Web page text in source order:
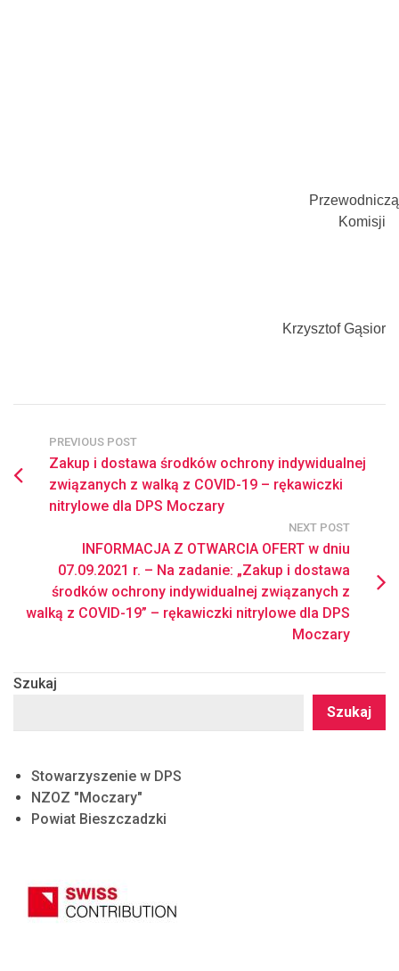
Komisji
Krzysztof Gąsior
PREVIOUS POST
Zakup i dostawa środków ochrony indywidualnej
związanych z walką z COVID-19 – rękawiczki
nitrylowe dla DPS Moczary
NEXT POST
INFORMACJA Z OTWARCIA OFERT w dniu
07.09.2021 r. – Na zadanie: „Zakup i dostawa
środków ochrony indywidualnej związanych z
walką z COVID-19” – rękawiczki nitrylowe dla DPS
Moczary
Szukaj
Szukaj
Stowarzyszenie w DPS
NZOZ "Moczary"
Powiat Bieszczadzki